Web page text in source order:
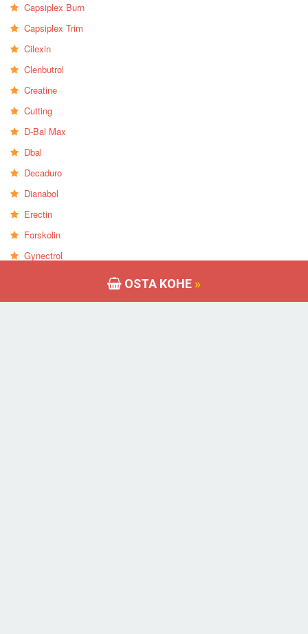
OSTA KOHE »
Capsiplex Burn
Capsiplex Trim
Cilexin
Clenbutrol
Creatine
Cutting
D-Bal Max
Dbal
Decaduro
Dianabol
Erectin
Forskolin
Gynectrol